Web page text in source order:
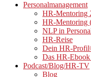
Personalmanagement
HR-Mentoring
HR-Mentoring
NLP in
HR-Reise
Dein HR-
Das HR-
Podcast/Blog/HR-TV
Blog